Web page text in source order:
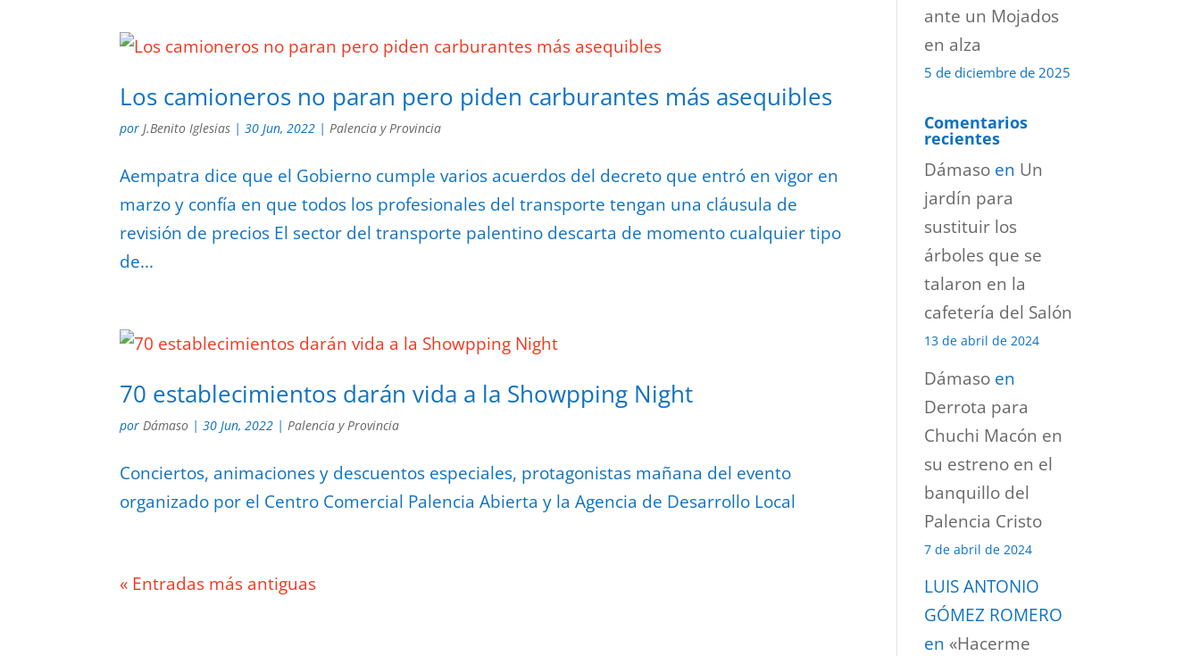
Los camioneros no paran pero piden carburantes más asequibles
porJ.Benito Iglesias |30 Jun, 2022 |Palencia y Provincia
Aempatra dice que el Gobierno cumple varios acuerdos del decreto que entró en vigor en
marzo y confía en que todos los profesionales del transporte tengan una cláusula de
revisión de precios El sector del transporte palentino descarta de momento cualquier tipo
de...
70 establecimientos darán vida a la Showpping Night
porDámaso |30 Jun, 2022 |Palencia y Provincia
Conciertos, animaciones y descuentos especiales, protagonistas mañana del evento
organizado por el Centro Comercial Palencia Abierta y la Agencia de Desarrollo Local
« Entradas más antiguas
ante un Mojados
en alza
5 de diciembre de 2025
Comentarios
recientes
Dámaso en Un
jardín para
sustituir los
árboles que se
talaron en la
cafetería del Salón
13 de abril de 2024
Dámaso en
Derrota para
Chuchi Macón en
su estreno en el
banquillo del
Palencia Cristo
7 de abril de 2024
LUIS ANTONIO
GÓMEZ ROMERO
en «Hacerme